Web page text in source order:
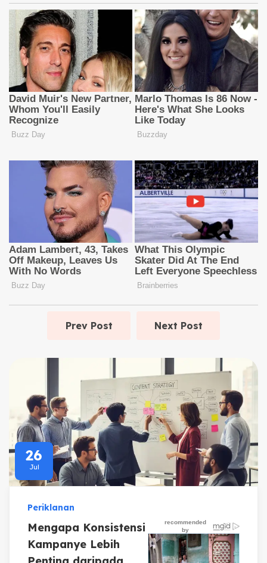
Prev Post Next Post
26
Jul
Periklanan
Mengapa Konsistensi
Kampanye Lebih